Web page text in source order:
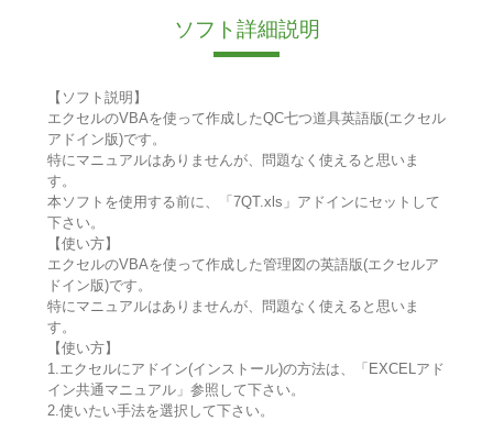
ソフト詳細説明
【ソフト説明】
エクセルのVBAを使って作成したQC七つ道具英語版(エクセル
アドイン版)です。
特にマニュアルはありませんが、問題なく使えると思いま
す。
本ソフトを使用する前に、「7QT.xls」アドインにセットして
下さい。
【使い方】
エクセルのVBAを使って作成した管理図の英語版(エクセルア
ドイン版)です。
特にマニュアルはありませんが、問題なく使えると思いま
す。
【使い方】
1.エクセルにアドイン(インストール)の方法は、「EXCELアド
イン共通マニュアル」参照して下さい。
2.使いたい手法を選択して下さい。